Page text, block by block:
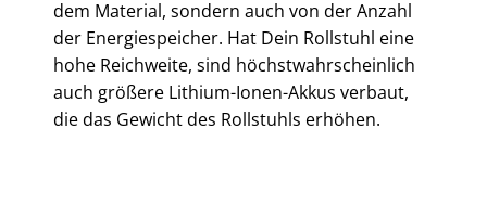
dem Material, sondern auch von der Anzahl
der Energiespeicher. Hat Dein Rollstuhl eine
hohe Reichweite, sind höchstwahrscheinlich
auch größere Lithium-Ionen-Akkus verbaut,
die das Gewicht des Rollstuhls erhöhen.